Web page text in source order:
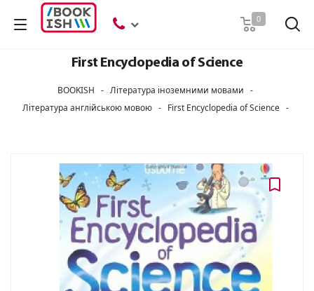
0
First Encyclopedia of Science
BOOKISH - Література іноземними мовами -
Література англійською мовою - First Encyclopedia of Science -